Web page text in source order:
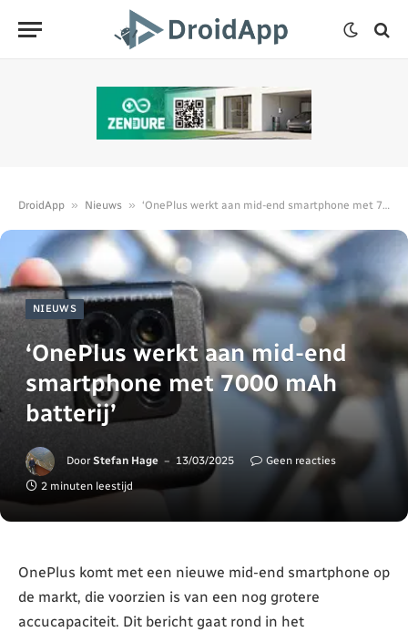
DroidApp » Nieuws » ‘OnePlus werkt aan mid-end smartphone met 7000 mAh batterij’
NIEUWS
‘OnePlus werkt aan mid-end
smartphone met 7000 mAh
batterij’
Door Stefan Hage 13/03/2025
Geen reacties
2 minuten leestijd
OnePlus komt met een nieuwe mid-end smartphone op
de markt, die voorzien is van een nog grotere
accucapaciteit. Dit bericht gaat rond in het